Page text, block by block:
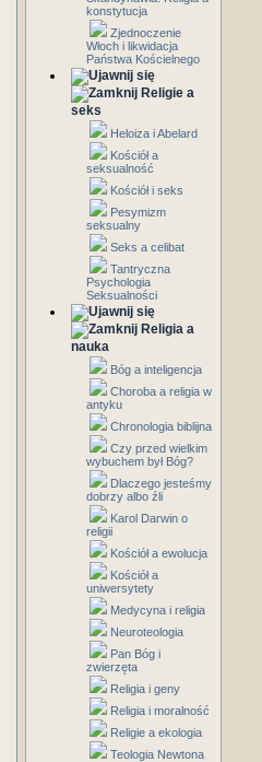
konstytucja
Zjednoczenie
Włoch i likwidacja
Państwa Kościelnego
Religie a
seks
Heloiza i Abelard
Kościół a
seksualność
Kościół i seks
Pesymizm
seksualny
Seks a celibat
Tantryczna
Psychologia
Seksualności
Religia a
nauka
Bóg a inteligencja
Choroba a religia w
antyku
Chronologia biblijna
Czy przed wielkim
wybuchem był Bóg?
Dlaczego jesteśmy
dobrzy albo źli
Karol Darwin o
religii
Kościół a ewolucja
Kościół a
uniwersytety
Medycyna i religia
Neuroteologia
Pan Bóg i
zwierzęta
Religia i geny
Religia i moralność
Religie a ekologia
Teologia Newtona